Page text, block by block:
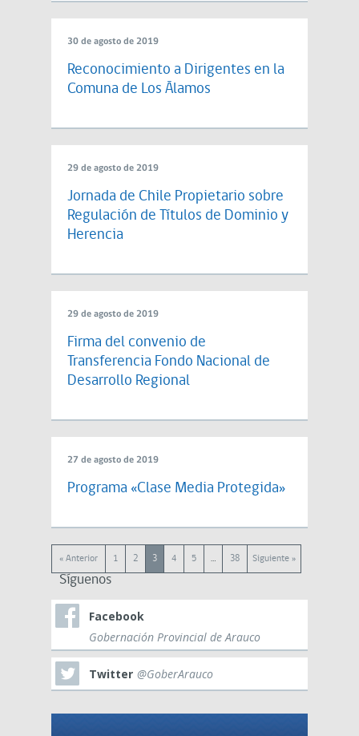
30 de agosto de 2019
Reconocimiento a Dirigentes en la
Comuna de Los Álamos
29 de agosto de 2019
Jornada de Chile Propietario sobre
Regulación de Títulos de Dominio y
Herencia
29 de agosto de 2019
Firma del convenio de
Transferencia Fondo Nacional de
Desarrollo Regional
27 de agosto de 2019
Programa «Clase Media Protegida»
« Anterior 1 2 3 4 5 … 38 Siguiente »
Síguenos
Facebook
Gobernación Provincial de Arauco
Twitter @GoberArauco